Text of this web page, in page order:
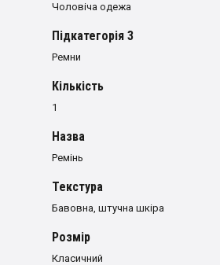
Чоловіча одежа
Пiдкатегорiя 3
Ремни
Кількість
1
Назва
Ремінь
Текстура
Бавовна, штучна шкіра
Розмiр
Класичний